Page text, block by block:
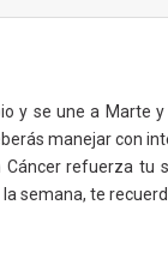
y se une a Marte
manejar con
refuerza
semana, te